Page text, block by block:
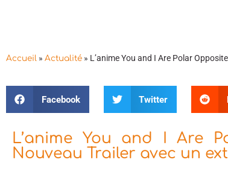
Accueil » Actualité » L’anime You and I Are Polar
Facebook Twitter
L’anime You and I Are
Nouveau Trailer avec un